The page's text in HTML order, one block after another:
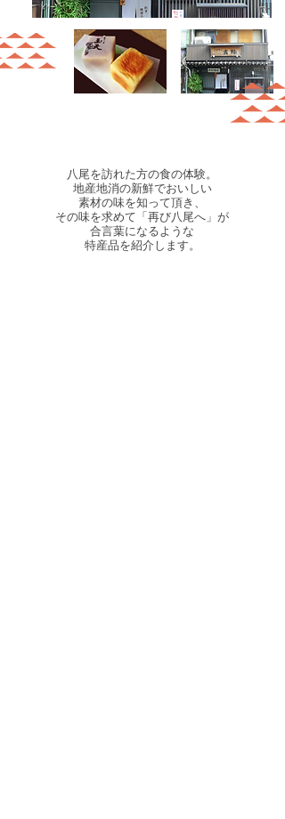
八尾を訪れた方の食の体験。
地産地消の新鮮でおいしい
素材の味を知って頂き、
その味を求めて「再び八尾へ」が
合言葉になるような
特産品を紹介します。